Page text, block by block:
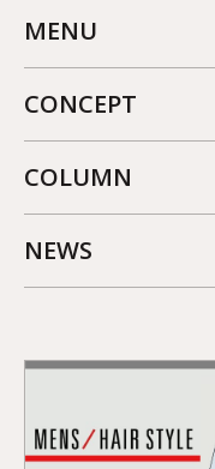
MENU
CONCEPT
COLUMN
NEWS